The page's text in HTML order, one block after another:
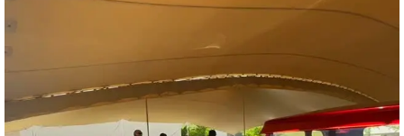
motorworld_zuerich